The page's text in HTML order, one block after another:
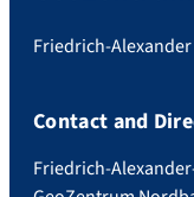
Friedrich-
Contact and
Friedrich-